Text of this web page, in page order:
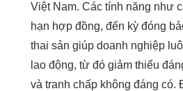
Việt Nam. Các tính năng như
hạn hợp đồng, đến kỳ đóng
thai sản giúp doanh nghiệp
lao động, từ đó giảm thiểu
và tranh chấp không đáng có.